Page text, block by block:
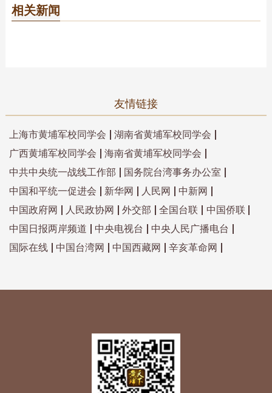
相关新闻
友情链接
上海市黄埔军校同学会
湖南省黄埔军校同学会
广西黄埔军校同学会
海南省黄埔军校同学会
中共中央统一战线工作部
国务院台湾事务办公室
中国和平统一促进会
新华网 人民网
中新网
中国政府网
人民政协网 外交部 全国台联
中国侨联
中国日报两岸频道
中央电视台
中央人民广播电台
国际在线
中国台湾网 中国西藏网 辛亥革命网